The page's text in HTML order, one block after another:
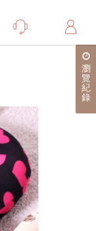
瀏
覽
紀
錄